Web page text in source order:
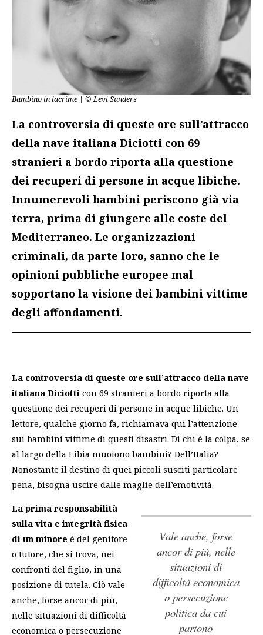
Bambino in lacrime | © Levi Sunders
La controversia di queste ore sull’attracco
della nave italiana Diciotti con 69
stranieri a bordo riporta alla questione
dei recuperi di persone in acque libiche.
Innumerevoli bambini periscono già via
terra, prima di giungere alle coste del
Mediterraneo. Le organizzazioni
criminali, da parte loro, sanno che le
opinioni pubbliche europee mal
sopportano la visione dei bambini vittime
degli affondamenti.
La controversia di queste ore sull’attracco della nave
italiana Diciotti con 69 stranieri a bordo riporta alla
questione dei recuperi di persone in acque libiche. Un
lettore, qualche giorno fa, richiamava qui l’attenzione
sui bambini vittime di questi disastri. Di chi è la colpa, se
al largo della Libia muoiono bambini? Dell’Italia?
Nonostante il destino di quei piccoli susciti particolare
pena, bisogna uscire dalle maglie dell’emotività.
vale anche, forse
ancor di più, nelle
situazioni di
difficoltà economica
o persecuzione
politica da cui
partono
La prima responsabilità
sulla vita e integrità fisica
di un minore è del genitore
o tutore, che si trova, nei
confronti del figlio, in una
posizione di tutela. Ciò vale
anche, forse ancor di più,
nelle situazioni di difficoltà
economica o persecuzione